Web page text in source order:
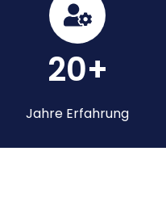
20+
Jahre Erfahrung